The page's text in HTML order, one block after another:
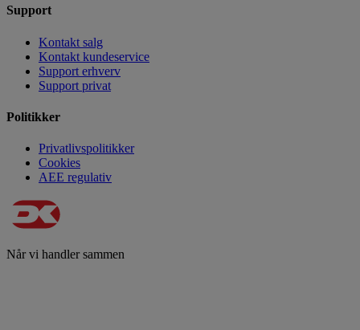
Support
Kontakt salg
Kontakt kundeservice
Support erhverv
Support privat
Politikker
Privatlivspolitikker
Cookies
AEE regulativ
Når vi handler sammen